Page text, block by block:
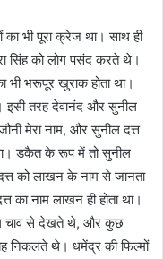
का भी पूरा क्रेज था। साथ ही
सिंह को लोग पसंद करते थे।
भी भरूपूर खुराक होता था।
इसी तरह देवानंद और सुनील
मेरा नाम, और सुनील दत्त
डकैत के रूप में तो सुनील
को लाखन के नाम से जानता
का नाम लाखन ही होता था।
चाव से देखते थे, और कुछ
निकलते थे। धमेंद्र की फिल्मों